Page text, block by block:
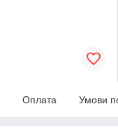
Оплата Умови